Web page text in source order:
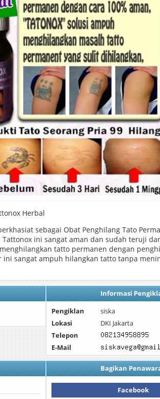
Herbal
sebagai Obat Penghilang Tato
ini sangat aman dan sudah teruji
tatto permanen dengan
sangat ampuh hilangkan tatto tanpa
Informasi
Pengiklan
siska
Lokasi
DKI Jakarta
Telepon
E-Mail
Bagikan
Facebook